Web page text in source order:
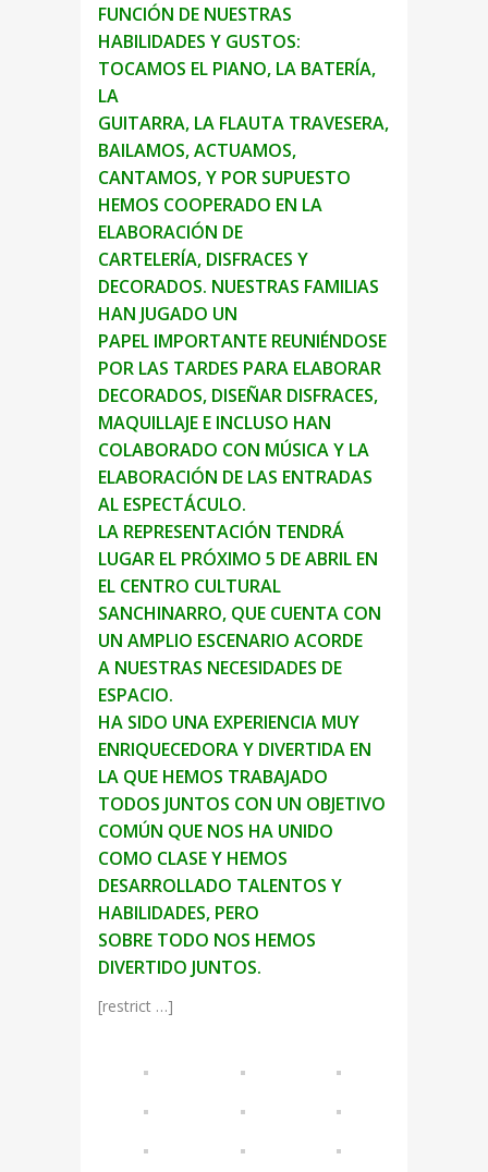
FUNCIÓN DE NUESTRAS
HABILIDADES Y GUSTOS:
TOCAMOS EL PIANO, LA BATERÍA,
LA
GUITARRA, LA FLAUTA TRAVESERA,
BAILAMOS, ACTUAMOS,
CANTAMOS, Y POR SUPUESTO
HEMOS COOPERADO EN LA
ELABORACIÓN DE
CARTELERÍA, DISFRACES Y
DECORADOS. NUESTRAS FAMILIAS
HAN JUGADO UN
PAPEL IMPORTANTE REUNIÉNDOSE
POR LAS TARDES PARA ELABORAR
DECORADOS, DISEÑAR DISFRACES,
MAQUILLAJE E INCLUSO HAN
COLABORADO CON MÚSICA Y LA
ELABORACIÓN DE LAS ENTRADAS
AL ESPECTÁCULO.
LA REPRESENTACIÓN TENDRÁ
LUGAR EL PRÓXIMO 5 DE ABRIL EN
EL CENTRO CULTURAL
SANCHINARRO, QUE CUENTA CON
UN AMPLIO ESCENARIO ACORDE
A NUESTRAS NECESIDADES DE
ESPACIO.
HA SIDO UNA EXPERIENCIA MUY
ENRIQUECEDORA Y DIVERTIDA EN
LA QUE HEMOS TRABAJADO
TODOS JUNTOS CON UN OBJETIVO
COMÚN QUE NOS HA UNIDO
COMO CLASE Y HEMOS
DESARROLLADO TALENTOS Y
HABILIDADES, PERO
SOBRE TODO NOS HEMOS
DIVERTIDO JUNTOS.
[restrict …]